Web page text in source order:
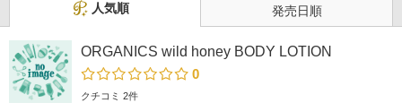
人気順 発売日順
ORGANICS wild honey BODY LOTION
0
クチコミ 2件